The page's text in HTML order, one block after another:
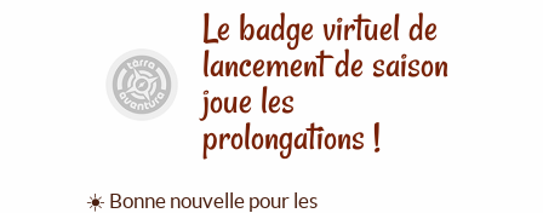
Le badge virtuel de
lancement de saison
joue les
prolongations !
☀️ Bonne nouvelle pour les